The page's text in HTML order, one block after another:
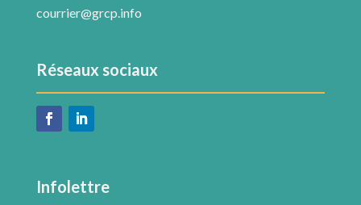
courrier@grcp.info
Réseaux sociaux
Infolettre